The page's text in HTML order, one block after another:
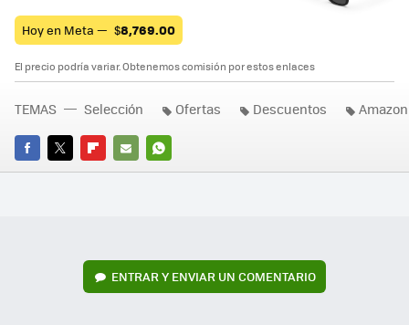
Hoy en Meta — $8,769.00
El precio podría variar. Obtenemos comisión por estos enlaces
FACEBOOK
TWITTERFLIPBOARD
E-
WHATSAPP
TEMAS Selección Ofertas Descuentos
ENTRAR Y ENVIAR UN COMENTARIO